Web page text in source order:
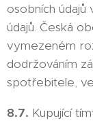
osobních
údajů. Česká
vymezeném
dodržováním
spotřebitele,
8.7. Kupující